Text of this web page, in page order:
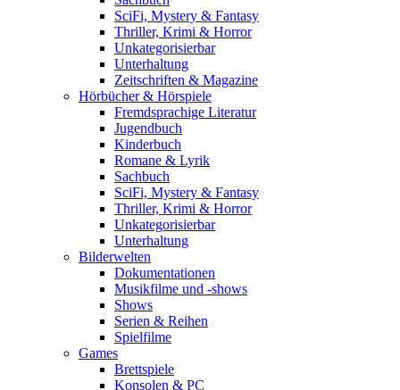
SciFi, Mystery & Fantasy
Thriller, Krimi & Horror
Unkategorisierbar
Unterhaltung
Zeitschriften & Magazine
Hörbücher & Hörspiele
Fremdsprachige Literatur
Jugendbuch
Kinderbuch
Romane & Lyrik
Sachbuch
SciFi, Mystery & Fantasy
Thriller, Krimi & Horror
Unkategorisierbar
Unterhaltung
Bilderwelten
Dokumentationen
Musikfilme und -shows
Shows
Serien & Reihen
Spielfilme
Games
Brettspiele
Konsolen & PC